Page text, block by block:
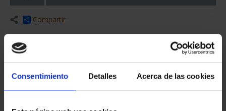
Consentimiento Detalles Acerca de las cookies
Compartir
Con motivo del 275 Aniversario del nacimiento de Francisco de
Goya, la F.N.M.T. – R.C.M. emite una serie de monedas de
colección destinadas a conmemorar dicho acontecimiento.